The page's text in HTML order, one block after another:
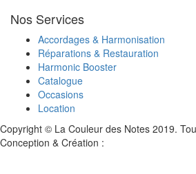
Nos Services
Accordages & Harmonisation
Réparations & Restauration
Harmonic Booster
Catalogue
Occasions
Location
Copyright © La Couleur des Notes 2019.
Conception & Création :